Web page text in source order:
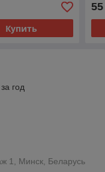
Купить
55
год
1, Минск, Беларусь